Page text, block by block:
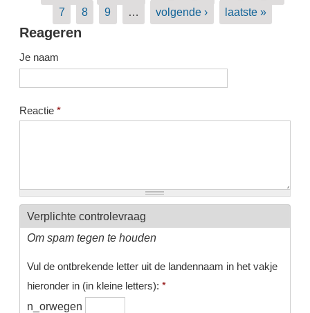
7
8 9 … volgende › laatste »
Reageren
Je naam
Reactie *
Verplichte controlevraag
Om spam tegen te houden
Vul de ontbrekende letter uit de landennaam in het vakje
hieronder in (in kleine letters): *
n_orwegen